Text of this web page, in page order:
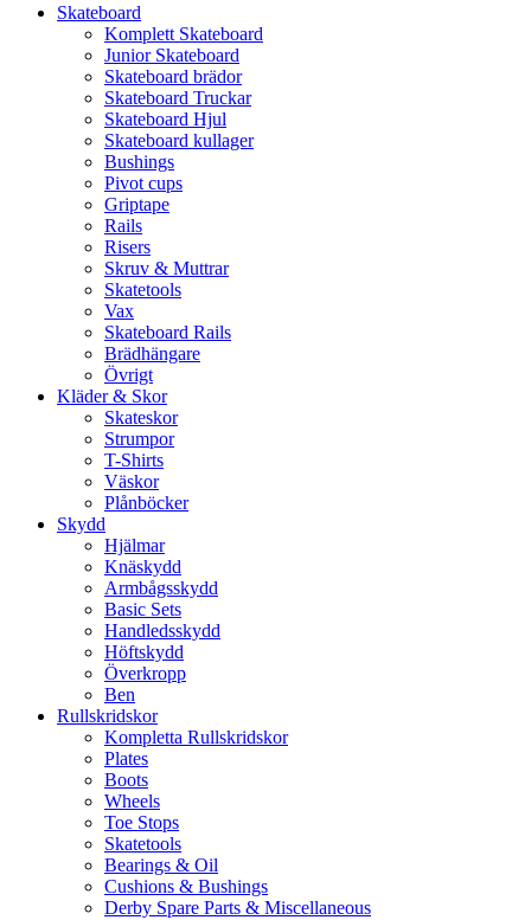
Skateboard
Komplett Skateboard
Junior Skateboard
Skateboard brädor
Skateboard Truckar
Skateboard Hjul
Skateboard kullager
Bushings
Pivot cups
Griptape
Rails
Risers
Skruv & Muttrar
Skatetools
Vax
Skateboard Rails
Brädhängare
Övrigt
Kläder & Skor
Skateskor
Strumpor
T-Shirts
Väskor
Plånböcker
Skydd
Hjälmar
Knäskydd
Armbågsskydd
Basic Sets
Handledsskydd
Höftskydd
Överkropp
Ben
Rullskridskor
Kompletta Rullskridskor
Plates
Boots
Wheels
Toe Stops
Skatetools
Bearings & Oil
Cushions & Bushings
Derby Spare Parts & Miscellaneous